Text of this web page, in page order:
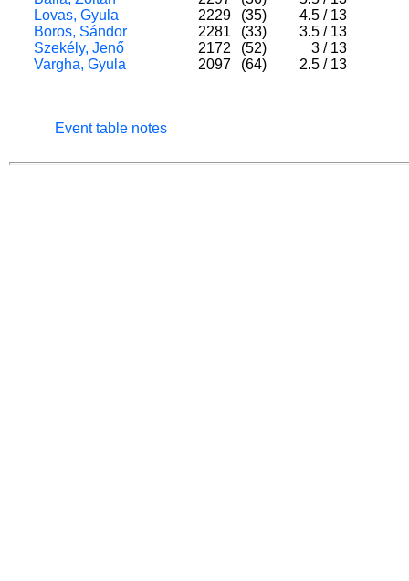
Lovas, Gyula
2229 (35) 4.5 / 13
Boros, Sándor
2281 (33) 3.5 / 13
Szekély, Jenő
2172 (52) 3 / 13
Vargha, Gyula
2097 (64) 2.5 / 13
Event table notes